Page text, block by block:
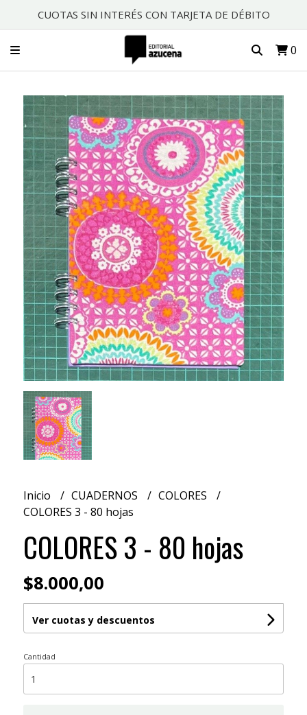
CUOTAS SIN INTERÉS CON TARJETA DE DÉBITO
0
Inicio CUADERNOS
COLORES
COLORES 3 - 80 hojas
COLORES 3 - 80 hojas
$8.000,00
Ver cuotas y descuentos
Cantidad